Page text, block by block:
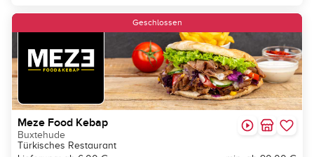
Geschlossen
Meze Food Kebap
Buxtehude
Türkisches Restaurant